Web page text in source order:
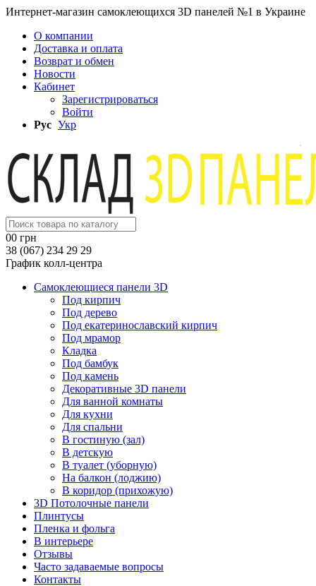
Интернет-магазин самоклеющихся 3D панелей №1 в Украине
О компании
Доставка и оплата
Возврат и обмен
Новости
Кабинет
Зарегистрироваться
Войти
Рус Укр
00 грн
38 (067) 234 29 29
График колл-центра
Самоклеющиеся панели 3D
Под кирпич
Под дерево
Под екатеринославский кирпич
Под мрамор
Кладка
Под бамбук
Под камень
Декоративные 3D панели
Для ванной комнаты
Для кухни
Для спальни
В гостиную (зал)
В детскую
В туалет (уборную)
На балкон (лоджию)
В коридор (прихожую)
3D Потолочные панели
Плинтусы
Пленка и фольга
В интерьере
Отзывы
Часто задаваемые вопросы
Контакты